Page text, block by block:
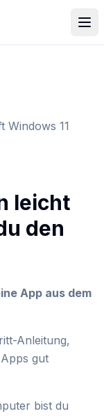
Windows 11
leicht
den
App aus dem
Anleitung,
gut
bist du